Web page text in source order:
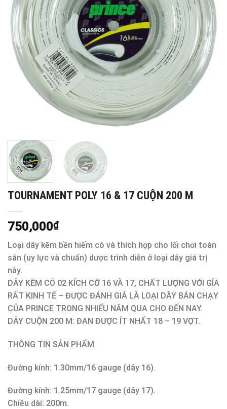
TOURNAMENT POLY 16 & 17 CUỘN 200 M
750,000₫
Loại dây kẽm bền hiếm có và thích hợp cho lối chơi toàn
sân (uy lực và chuẩn) dược trình diễn ở loại dây giá trị
này.
DÂY KẼM CÓ 02 KÍCH CỠ 16 VÀ 17, CHẤT LƯỢNG VỚI GÍA
RẤT KINH TẾ – ĐƯỢC ĐÁNH GIÁ LÀ LOẠI DÂY BÁN CHẠY
CỦA PRINCE TRONG NHIẾU NĂM QUA CHO ĐẾN NAY.
DÂY CUỘN 200 M: ĐAN ĐƯỢC ÍT NHẤT 18 – 19 VỢT.
THÔNG TIN SẢN PHẨM
Đường kính: 1.30mm/16 gauge (dây 16).
Đường kính: 1.25mm/17 gauge (dây 17).
Chiều dài: 200m.